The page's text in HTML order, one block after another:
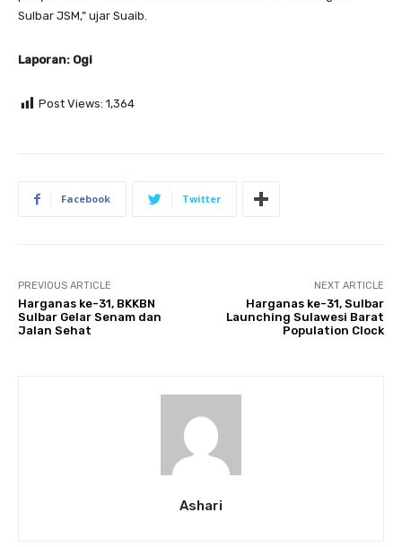
Sulbar JSM,” ujar Suaib.
Laporan: Ogi
Post Views: 1,364
Facebook Twitter
PREVIOUS ARTICLE
Harganas ke-31, BKKBN
Sulbar Gelar Senam dan
Jalan Sehat
NEXT ARTICLE
Harganas ke-31, Sulbar
Launching Sulawesi Barat
Population Clock
Ashari